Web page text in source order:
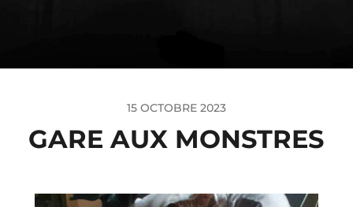
15 OCTOBRE 2023
GARE AUX MONSTRES